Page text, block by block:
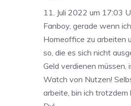
11. Juli 2022 um 17:03
Fanboy, gerade wenn
Homeoffice zu arbeiten
so, die es sich nicht
Geld verdienen müssen,
Watch von Nutzen!
arbeite, bin ich trotzdem